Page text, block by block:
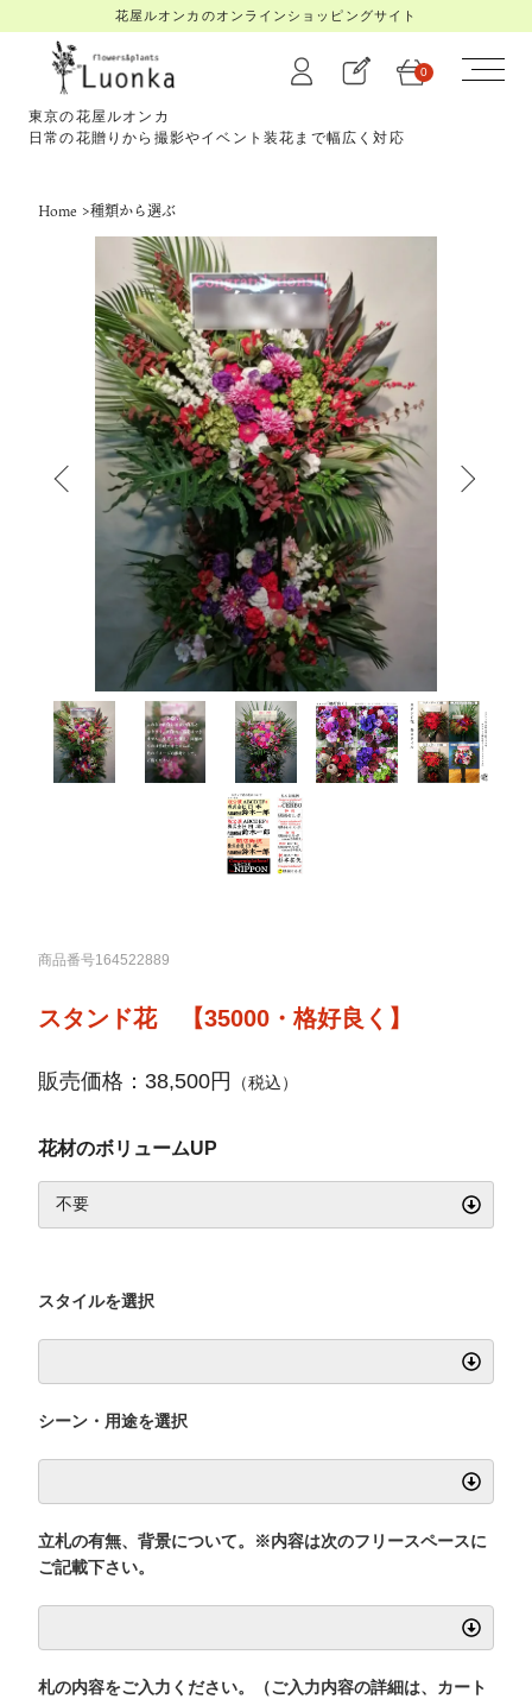
花屋ルオンカのオンラインショッピングサイト
東京の花屋ルオンカ
日常の花贈りから撮影やイベント装花まで幅広く対応
0
Home >種類から選ぶ
商品番号164522889
スタンド花 【35000・格好良く】
販売価格：38,500円 （税込）
花材のボリュームUP
スタイルを選択
シーン・用途を選択
立札の有無、背景について。※内容は次のフリースペースに
ご記載下さい。
札の内容をご入力ください。（ご入力内容の詳細は、カート